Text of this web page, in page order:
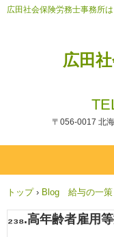
広田
広田社会保険労務士事務所
〒056-0017 北
トップ › Blog 給与の一策
₂₃₈.高年齢者雇用